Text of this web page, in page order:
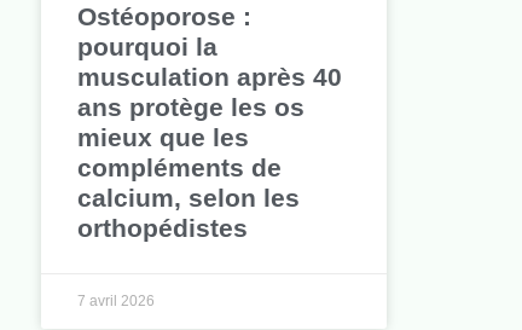
Ostéoporose :
pourquoi la
musculation après 40
ans protège les os
mieux que les
compléments de
calcium, selon les
orthopédistes
7 avril 2026